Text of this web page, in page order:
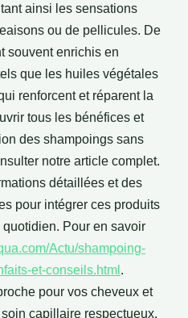
ainsi les sensations
ou de pellicules. De
souvent enrichis en
que les huiles végétales
renforcent et réparent la
tous les bénéfices et
des shampoings sans
notre article complet.
détaillées et des
pour intégrer ces produits
Pour en savoir
Actu/shampoing-
et-conseils.html .
pour vos cheveux et
capillaire respectueux.